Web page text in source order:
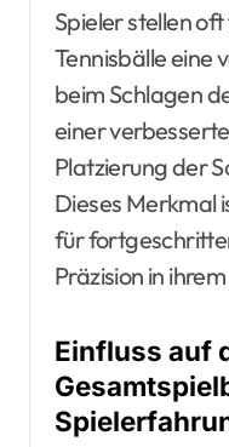
Spieler stellen
Tennisbälle eine
beim Schlagen
einer
Platzierung der
Dieses Merkmal
für
Präzision in
Einfluss auf